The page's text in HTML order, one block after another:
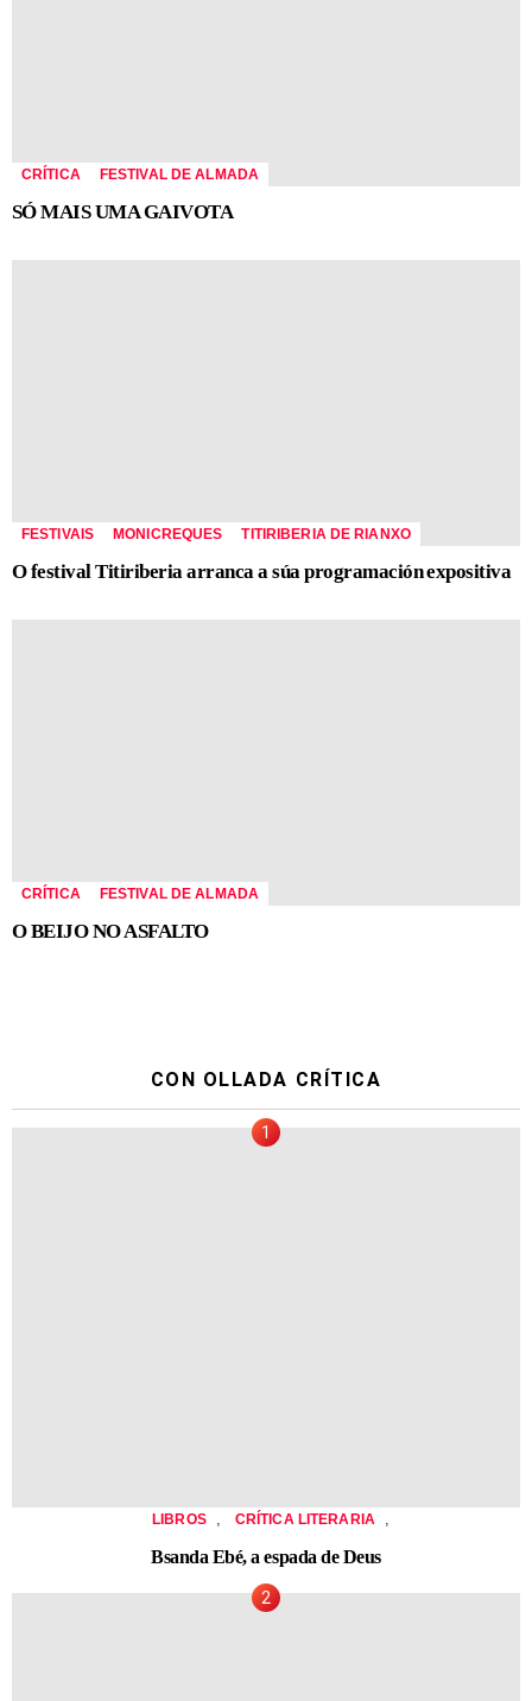
CRÍTICA FESTIVAL DE ALMADA
SÓ MAIS UMA GAIVOTA
FESTIVAIS MONICREQUES TITIRIBERIA DE RIANXO
O festival Titiriberia arranca a súa programación expositiva
CRÍTICA FESTIVAL DE ALMADA
O BEIJO NO ASFALTO
CON OLLADA CRÍTICA
LIBROS CRÍTICA LITERARIA
Bsanda Ebé, a espada de Deus